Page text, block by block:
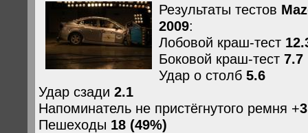
Результаты тестов
2009:
Лобовой краш-тест
Боковой краш-тест 7.7
Удар о столб 5.6
Удар сзади 2.1
Напоминатель не пристёгнутого ремня +3
Пешеходы 18 (49%)